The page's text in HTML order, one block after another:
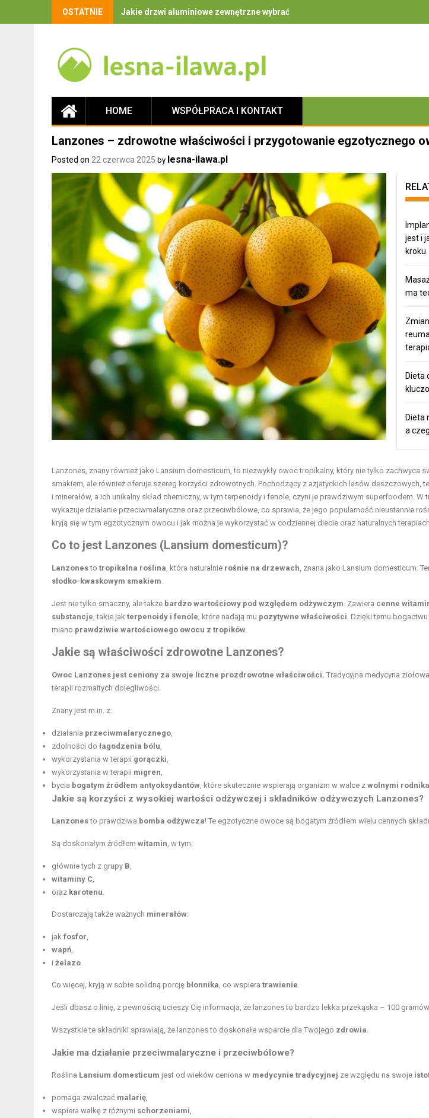
OSTATNIE Jakie drzwi aluminiowe zewnętrzne wybrać – na co zwrócić uwagę przy
HOME WSPÓŁPRACA I KONTAKT
Lanzones – zdrowotne właściwości i przygotowanie egzotycznego
Posted on 22 czerwca 2025 by lesna-ilawa.pl
jest i
kroku
ma
Dieta
Dieta
a
Lanzones, znany również jako Lansium domesticum, to niezwykły owoc tropikalny, który nie tylko zachwyca
smakiem, ale również oferuje szereg korzyści zdrowotnych. Pochodzący z azjatyckich lasów deszczowych,
i minerałów, a ich unikalny skład chemiczny, w tym terpenoidy i fenole, czyni je prawdziwym superfoodem. W
wykazuje działanie przeciwmalaryczne oraz przeciwbólowe, co sprawia, że jego popularność nieustannie
kryją się w tym egzotycznym owocu i jak można je wykorzystać w codziennej diecie oraz naturalnych terapiach.
Co to jest Lanzones (Lansium domesticum)?
Lanzonesto tropikalna roślina , która naturalnie rośnie na drzewach , znana jako Lansium domesticum.
słodko-kwaskowym smakiem
Jest nie tylko smaczny, ale także bardzo wartościowy pod względem odżywczym . Zawiera cenne
substancje , takie jak terpenoidy i fenole , które nadają mu pozytywne właściwości . Dzięki temu
miano prawdziwie wartościowego owocu z tropików
Jakie są właściwości zdrowotne Lanzones?
Owoc Lanzones jest ceniony za swoje liczne prozdrowotne właściwości. Tradycyjna medycyna
terapii rozmaitych dolegliwości.
Znany jest m.in. z:
działania przeciwmalarycznego
zdolności do łagodzenia bólu
wykorzystania w terapii gorączki
wykorzystania w terapii migren
bycia bogatym źródłem antyoksydantów , które skutecznie wspierają organizm w walce z wolnymi
Jakie są korzyści z wysokiej wartości odżywczej i składników odżywczych Lanzones?
Lanzonesto prawdziwa bomba odżywcza! Te egzotyczne owoce są bogatym źródłem wielu cennych
Są doskonałym źródłem witamin , w tym:
głównie tych z grupy B
witaminy C
oraz karotenu
Dostarczają także ważnych minerałów:
jak fosfor
wapń
i żelazo
Co więcej, kryją w sobie solidną porcję błonnika , co wspiera trawienie
Jeśli dbasz o linię, z pewnością ucieszy Cię informacja, że lanzones to bardzo lekka przekąska – 100
Wszystkie te składniki sprawiają, że lanzones to doskonałe wsparcie dla Twojego zdrowia
Jakie ma działanie przeciwmalaryczne i przeciwbólowe?
Roślina Lansium domesticum jest od wieków ceniona w medycynie tradycyjnej ze względu na swoje
pomaga zwalczać malarię
wspiera walkę z różnymi schorzeniami